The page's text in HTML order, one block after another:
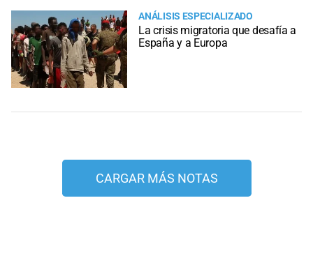
ANÁLISIS ESPECIALIZADO
La crisis migratoria que desafía a
España y a Europa
CARGAR MÁS NOTAS